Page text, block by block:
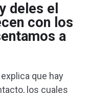
deles el
con los
a
que hay
los cuales